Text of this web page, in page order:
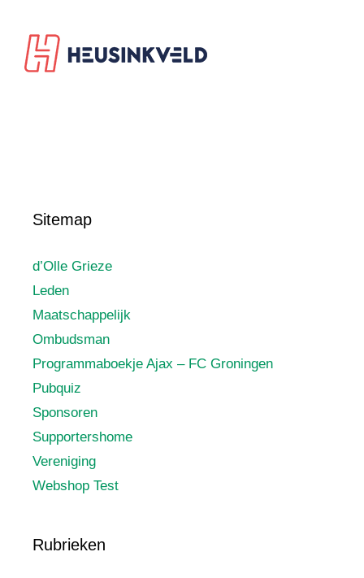
Sitemap
d’Olle Grieze
Leden
Maatschappelijk
Ombudsman
Programmaboekje Ajax – FC Groningen
Pubquiz
Sponsoren
Supportershome
Vereniging
Webshop Test
Rubrieken